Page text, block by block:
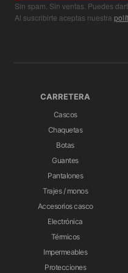
Sin spam. Sin ventas. Puedes
Al suscribirte aceptas nuestra
CARRETERA
Cascos
Chaquetas
Botas
Guantes
Pantalones
Trajes / monos
Accesorios casco
Electrónica
Térmicos
Impermeables
Protecciones